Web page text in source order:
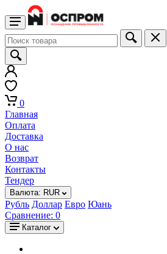
0
Главная
Оплата
Доставка
О нас
Возврат
Контакты
Тендер
Валюта: RUR
Рубль Доллар Евро Юань
Сравнение: 0
Каталог